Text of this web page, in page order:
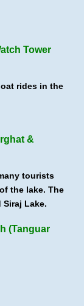
Tower
rides in the
&
tourists
the lake. The
Lake.
(Tanguar